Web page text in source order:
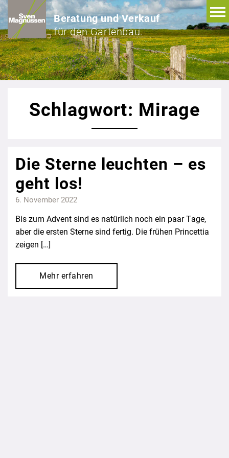
Beratung und Verkauf
für den Gartenbau.
Schlagwort: Mirage
Die Sterne leuchten – es
geht los!
6. November 2022
Bis zum Advent sind es natürlich noch ein paar Tage,
aber die ersten Sterne sind fertig. Die frühen Princettia
zeigen […]
Mehr erfahren